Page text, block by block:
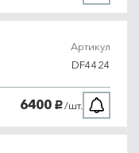
Артикул
DF4424
6400 руб./шт.